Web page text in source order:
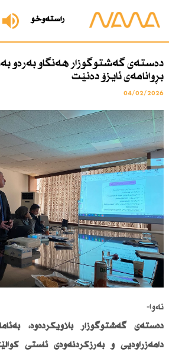
ڕاستەوخۆ
دەستەی گەشتوگوزار هەنگاو بەرەو
بڕوانامەی ئایزۆ دەنێت
04/02/2026
نەوا-
دەستەی گەشتوگوزار بڵاویكردەوە،
دامەزراوەیی و بەرزكردنەوەی ئاستی